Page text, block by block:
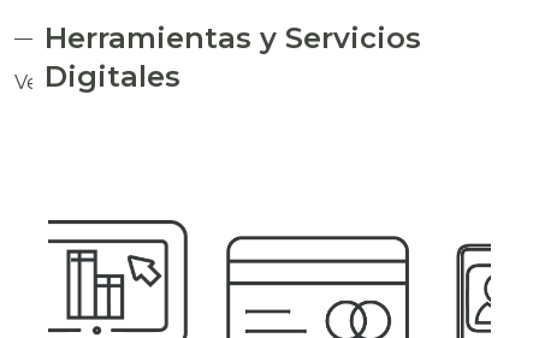
Herramientas y Servicios
Digitales
Ver todas las herramientas